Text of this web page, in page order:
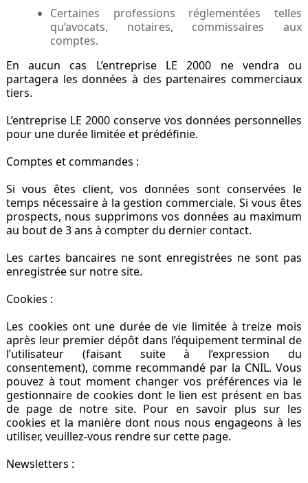
Certaines professions réglementées telles
qu’avocats, notaires, commissaires aux
comptes.
En aucun cas L’entreprise LE 2000 ne vendra ou
partagera les données à des partenaires commerciaux
tiers.
L’entreprise LE 2000 conserve vos données personnelles
pour une durée limitée et prédéfinie.
Comptes et commandes :
Si vous êtes client, vos données sont conservées le
temps nécessaire à la gestion commerciale. Si vous êtes
prospects, nous supprimons vos données au maximum
au bout de 3 ans à compter du dernier contact.
Les cartes bancaires ne sont enregistrées ne sont pas
enregistrée sur notre site.
Cookies :
Les cookies ont une durée de vie limitée à treize mois
après leur premier dépôt dans l’équipement terminal de
l’utilisateur (faisant suite à l’expression du
consentement), comme recommandé par la CNIL. Vous
pouvez à tout moment changer vos préférences via le
gestionnaire de cookies dont le lien est présent en bas
de page de notre site. Pour en savoir plus sur les
cookies et la manière dont nous nous engageons à les
utiliser, veuillez-vous rendre sur cette page.
Newsletters :